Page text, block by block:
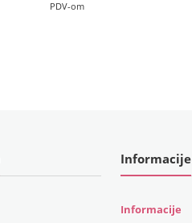
PDV-om
Informacije
Informacije